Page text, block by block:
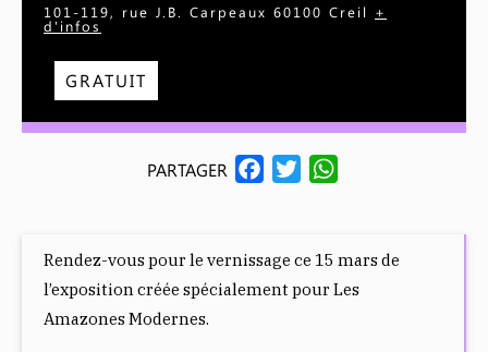
101-119, rue J.B. Carpeaux 60100 Creil +
d'infos
GRATUIT
PARTAGER
E
B
T
T
T
S
Rendez-vous pour le vernissage ce 15 mars de
l’exposition créée spécialement pour Les
Amazones Modernes.